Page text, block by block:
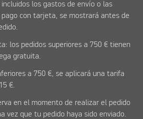
los gastos de envío o las
pago con tarjeta, se mostrará antes de
los pedidos superiores a 750 € tienen
gratuita.
a 750 €, se aplicará una tarifa
€.
en el momento de realizar el pedido
vez que tu pedido haya sido enviado.